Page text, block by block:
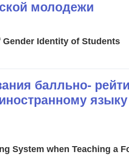
молодежи
Identity of Students
балльно-
языку
System when Teaching a